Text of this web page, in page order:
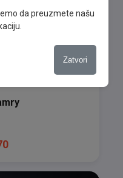
da preuzmete našu
Zatvori